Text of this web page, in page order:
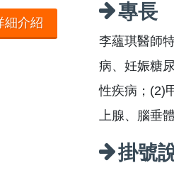
細介紹 專長
李蘊琪醫師
病、妊娠糖
性疾病；(2)
上腺、腦垂
掛號